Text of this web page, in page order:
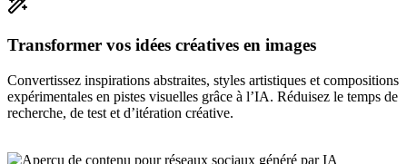
Transformer vos idées créatives en images
Convertissez inspirations abstraites, styles artistiques et compositions
expérimentales en pistes visuelles grâce à l’IA. Réduisez le temps de
recherche, de test et d’itération créative.